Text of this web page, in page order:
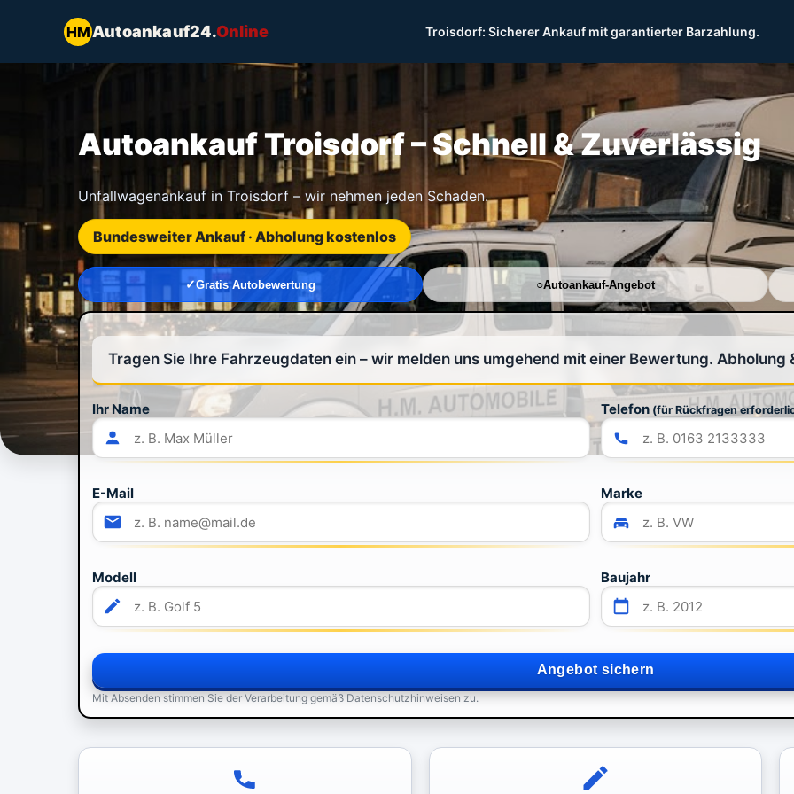
HMAutoankauf24.Online Troisdorf: Sicherer Ankauf mit garantierter Barzahlung.
Autoankauf Troisdorf – Schnell & Zuverlässig
Unfallwagenankauf in Troisdorf – wir nehmen jeden Schaden.
Bundesweiter Ankauf · Abholung kostenlos
Gratis Autobewertung Autoankauf-Angebot
Tragen Sie Ihre Fahrzeugdaten ein – wir melden uns umgehend mit einer Bewertung. Abholung
Ihr Name Telefon (für Rückfragen
E-Mail Marke
Modell Baujahr
Angebot sichern
Mit Absenden stimmen Sie der Verarbeitung gemäß Datenschutzhinweisen zu.